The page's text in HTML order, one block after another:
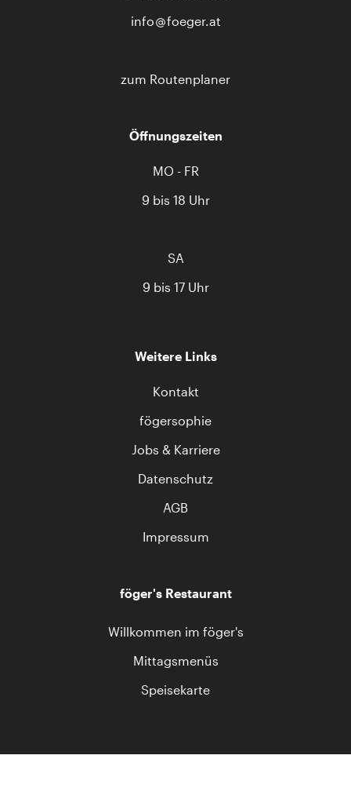
info
foeger.at
zum Routenplaner
Öffnungszeiten
MO - FR
9 bis 18 Uhr
SA
9 bis 17 Uhr
Weitere Links
Kontakt
fögersophie
Jobs & Karriere
Datenschutz
AGB
Impressum
föger's Restaurant
Willkommen im föger's
Mittagsmenüs
Speisekarte